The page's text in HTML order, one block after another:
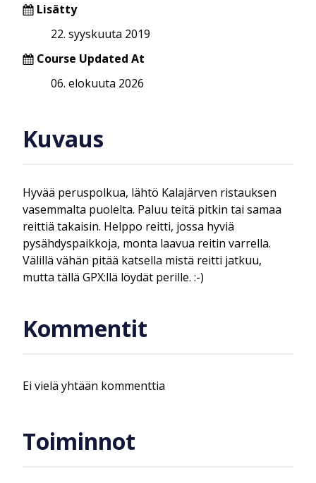
Lisätty
22. syyskuuta 2019
Course Updated At
06. elokuuta 2026
Kuvaus
Hyvää peruspolkua, lähtö Kalajärven ristauksen
vasemmalta puolelta. Paluu teitä pitkin tai samaa
reittiä takaisin. Helppo reitti, jossa hyviä
pysähdyspaikkoja, monta laavua reitin varrella.
Välillä vähän pitää katsella mistä reitti jatkuu,
mutta tällä GPX:llä löydät perille. :-)
Kommentit
Ei vielä yhtään kommenttia
Toiminnot